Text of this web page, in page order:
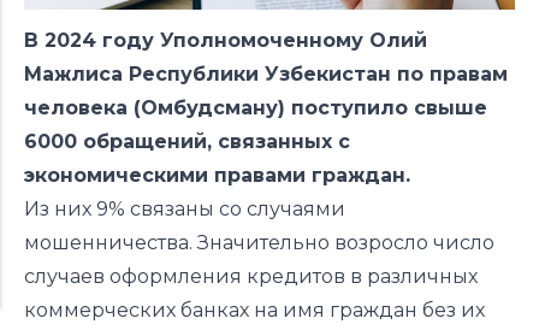
В 2024 году Уполномоченному Олий
Мажлиса Республики Узбекистан по правам
человека (Омбудсману) поступило свыше
6000 обращений, связанных с
экономическими правами граждан.
Из них 9% связаны со случаями
мошенничества. Значительно возросло число
случаев оформления кредитов в различных
коммерческих банках на имя граждан без их